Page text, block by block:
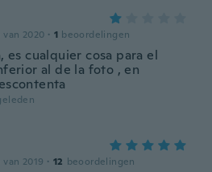
2020 · 1 beoordelingen
es cualquier cosa para el
al de la foto , en
2019 · 12 beoordelingen